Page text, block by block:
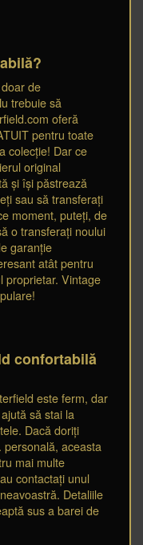
de
trebuie să
oferă
pentru toate
colecție! Dar ce
original
și își păstrează
sau să transferați
moment, puteți, de
o transferați noului
garanție
atât pentru
proprietar. Vintage
confortabilă
este ferm, dar
să stai la
Dacă doriți
personală, aceasta
mai multe
contactați unul
Detaliile
sus a barei de